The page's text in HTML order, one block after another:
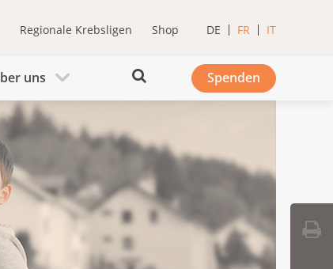
Regionale Krebsligen Shop DE FR IT
uns Spenden